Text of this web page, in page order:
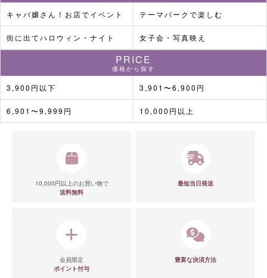
キャバ嬢さん！お店でイベント テーマパークで楽しむ
街に出てハロウィン・ナイト 女子会・写真映え
PRICE
価格から探す
3,900円以下 3,901〜6,900円
6,901〜9,999円 10,000円以上
10,000円以上のお買い物で
送料無料
最短当日発送
会員限定
ポイント付与
豊富な決済方法